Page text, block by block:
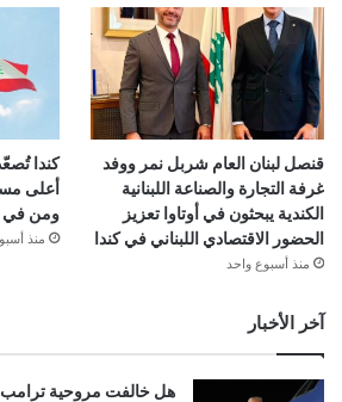
قنصل لبنان العام شربل نمر ووفد
غرفة التجارة والصناعة اللبنانية
الكندية يبحثون في أوتاوا تعزيز
الحضور الاقتصادي اللبناني في كندا
منذ أسبوع واحد
كندا
أعلى
ومن في
منذ
آخر الأخبار
هل خالفت مروحية ترامب